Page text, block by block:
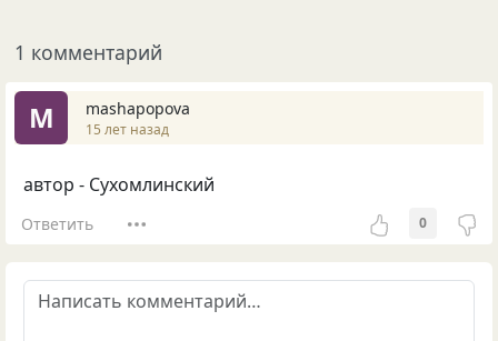
1 комментарий
M mashapopova
15 лет назад
автор - Сухомлинский
Ответить 0